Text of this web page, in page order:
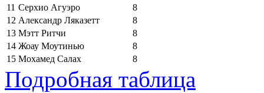
11 Серхио Агуэро
8
12 Александр Ляказетт
8
13 Мэтт Ритчи
8
14 Жоау Моутинью
8
15 Мохамед Салах 8
Подробная таблица